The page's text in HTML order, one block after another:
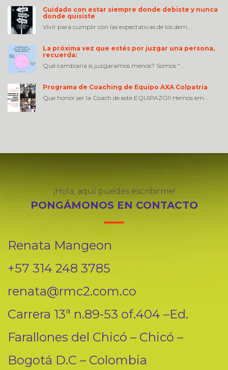
Cuidado con estar siempre donde debiste y nunca
donde quisiste
Vivir para cumplir con las expectativas de los dem...
La próxima vez que estés por juzgar una persona,
recuerda:
Qué cambiaría si juzgaramos menos? Somos “...
Programa de Coaching de Equipo AXA Colpatria
Que honor ser la Coach de este EQUIPAZO!! Hemos em...
¡Hola, aquí puedes escribirme!
PONGÁMONOS EN CONTACTO
Renata Mangeon
+57 314 248 3785
renata@rmc2.com.co
Carrera 13ª n.89-53 of.404 –Ed.
Farallones del Chicó – Chicó –
Bogotá D.C – Colombia